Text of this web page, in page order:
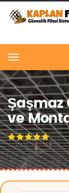
Menu
Şaşmaz
ve